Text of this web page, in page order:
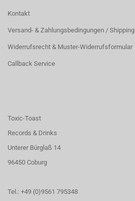
Kontakt
Versand- & Zahlungsbedingungen / Shipping
Widerrufsrecht & Muster-Widerrufsformular
Callback Service
Toxic-Toast
Records & Drinks
Unterer Bürglaß 14
96450 Coburg
Tel.: +49 (0)9561 795348